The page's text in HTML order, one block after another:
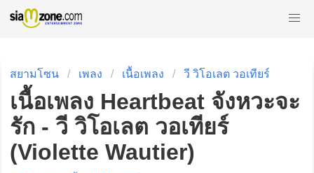
สยามโซน เพลง เนื้อเพลง วี วิโอเลต วอเทียร์
เนื้อเพลง Heartbeat จังหวะจะ
รัก - วี วิโอเลต วอเทียร์
(Violette Wautier)